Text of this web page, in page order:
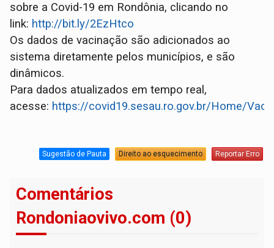
sobre a Covid-19 em Rondônia, clicando no
link: http://bit.ly/2EzHtco
Os dados de vacinação são adicionados ao
sistema diretamente pelos municípios, e são
dinâmicos.
Para dados atualizados em tempo real,
acesse: https://covid19.sesau.ro.gov.br/Home/
Sugestão de Pauta Direito ao esquecimento Reportar Erro
Comentários
Rondoniaovivo.com (0)